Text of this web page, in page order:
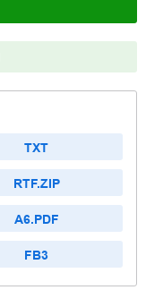
TXT
RTF.ZIP
A6.PDF
FB3